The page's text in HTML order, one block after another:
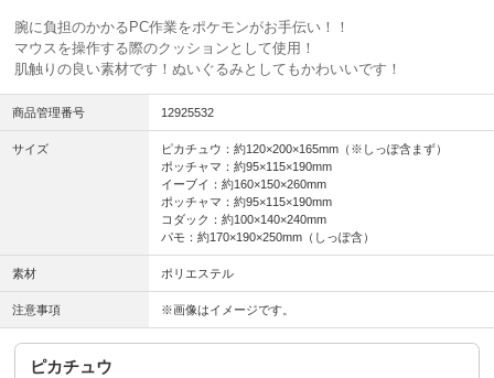
腕に負担のかかるPC作業をポケモンがお手伝い！！
マウスを操作する際のクッションとして使用！
肌触りの良い素材です！ぬいぐるみとしてもかわいいです！
商品管理番号 12925532
サイズ
ピカチュウ：約120×200×165mm（※しっぽ含まず）
ポッチャマ：約95×115×190mm
イーブイ：約160×150×260mm
ポッチャマ：約95×115×190mm
コダック：約100×140×240mm
パモ：約170×190×250mm（しっぽ含）
素材 ポリエステル
注意事項 ※画像はイメージです。
ピカチュウ